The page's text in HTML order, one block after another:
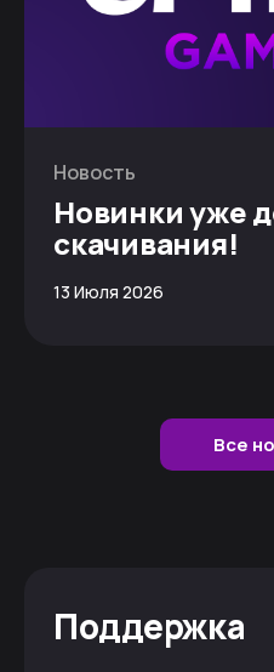
Новость
Новинки уже
скачивания!
13 Июля 2026
Все
Поддержка